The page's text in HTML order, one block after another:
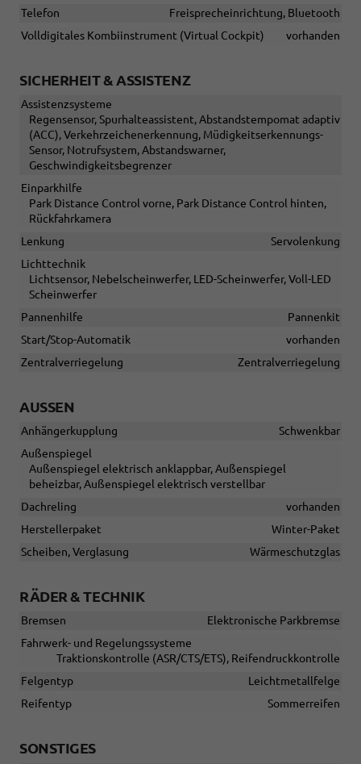
Telefon
Freisprecheinrichtung, Bluetooth
Volldigitales Kombiinstrument (Virtual Cockpit)
vorhanden
SICHERHEIT & ASSISTENZ
Assistenzsysteme
Regensensor, Spurhalteassistent, Abstandstempomat adaptiv
(ACC), Verkehrzeichenerkennung, Müdigkeitserkennungs-
Sensor, Notrufsystem, Abstandswarner,
Geschwindigkeitsbegrenzer
Einparkhilfe
Park Distance Control vorne, Park Distance Control hinten,
Rückfahrkamera
Lenkung
Servolenkung
Lichttechnik
Lichtsensor, Nebelscheinwerfer, LED-Scheinwerfer, Voll-LED
Scheinwerfer
Pannenhilfe
Pannenkit
Start/Stop-Automatik
vorhanden
Zentralverriegelung
Zentralverriegelung
AUSSEN
Anhängerkupplung
Schwenkbar
Außenspiegel
Außenspiegel elektrisch anklappbar, Außenspiegel
beheizbar, Außenspiegel elektrisch verstellbar
Dachreling
vorhanden
Herstellerpaket
Winter-Paket
Scheiben, Verglasung
Wärmeschutzglas
RÄDER & TECHNIK
Bremsen
Elektronische Parkbremse
Fahrwerk- und Regelungssysteme
Traktionskontrolle (ASR/CTS/ETS), Reifendruckkontrolle
Felgentyp
Leichtmetallfelge
Reifentyp
Sommerreifen
SONSTIGES